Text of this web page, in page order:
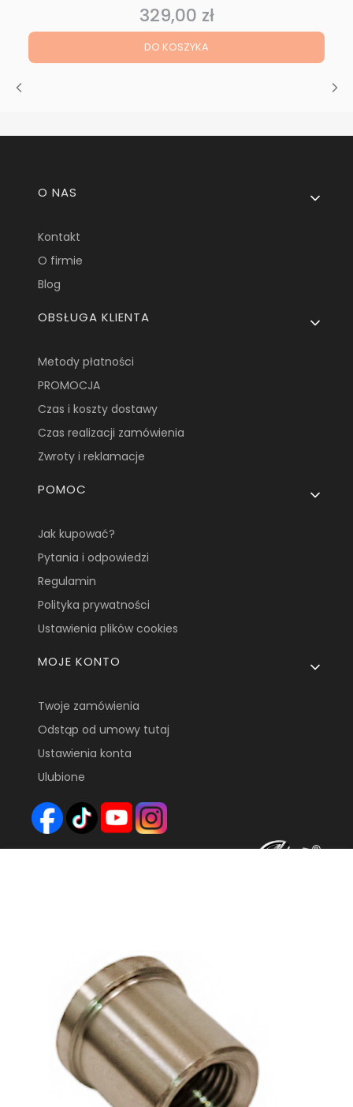
Cena
329,00 zł
DO KOSZYKA
Linki w stopce
O NAS
Kontakt
O firmie
Blog
OBSŁUGA KLIENTA
Metody płatności
PROMOCJA
Czas i koszty dostawy
Czas realizacji zamówienia
Zwroty i reklamacje
POMOC
Jak kupować?
Pytania i odpowiedzi
Regulamin
Polityka prywatności
Ustawienia plików cookies
MOJE KONTO
Twoje zamówienia
Odstąp od umowy tutaj
Ustawienia konta
Ulubione
GAJEC 55
69-110 RZEPIN
EMAIL: FARYS7@TLEN.PL
500 591 520
Niedostępny